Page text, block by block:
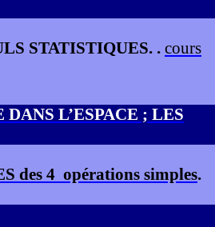
STATISTIQUES. . cours
L’ESPACE ; LES
des 4 opérations simples.